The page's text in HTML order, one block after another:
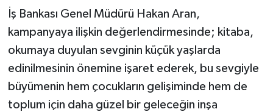
İş Bankası Genel Müdürü Hakan Aran,
kampanyaya ilişkin değerlendirmesinde; kitaba,
okumaya duyulan sevginin küçük yaşlarda
edinilmesinin önemine işaret ederek, bu sevgiyle
büyümenin hem çocukların gelişiminde hem de
toplum için daha güzel bir geleceğin inşa